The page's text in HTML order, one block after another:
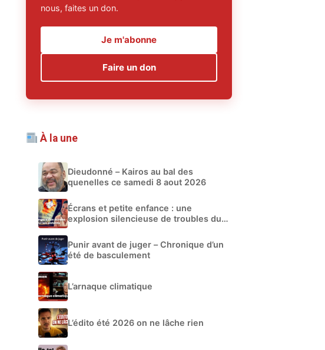
nous, faites un don.
Je m'abonne
Faire un don
À la une
Dieudonné – Kairos au bal des
quenelles ce samedi 8 aout 2026
Écrans et petite enfance : une
explosion silencieuse de troubles du
Punir avant de juger – Chronique d’un
été de basculement
L’arnaque climatique
L’édito été 2026 on ne lâche rien